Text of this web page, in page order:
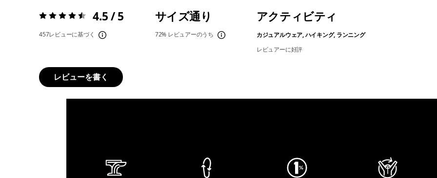
評価:4.5 / 5 4.5 / 5
457レビューに基づく
サイズ通り
72% レビュアーのうち
アクティビティ
カジュアルウェア, ハイキング, ランニング
レビュアーに好評
レビューを書く